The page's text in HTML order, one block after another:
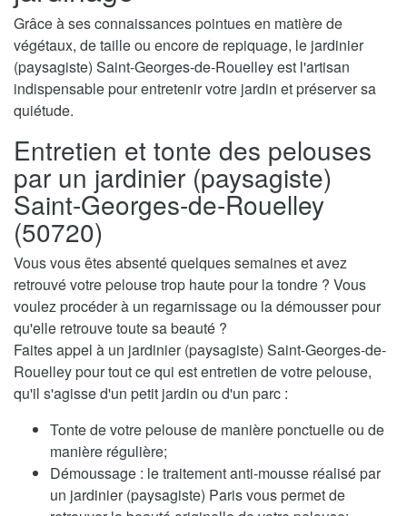
Grâce à ses connaissances pointues en matière de
végétaux, de taille ou encore de repiquage, le jardinier
(paysagiste) Saint-Georges-de-Rouelley est l'artisan
indispensable pour entretenir votre jardin et préserver sa
quiétude.
Entretien et tonte des pelouses
par un jardinier (paysagiste)
Saint-Georges-de-Rouelley
(50720)
Vous vous êtes absenté quelques semaines et avez
retrouvé votre pelouse trop haute pour la tondre ? Vous
voulez procéder à un regarnissage ou la démousser pour
qu'elle retrouve toute sa beauté ?
Faites appel à un jardinier (paysagiste) Saint-Georges-de-
Rouelley pour tout ce qui est entretien de votre pelouse,
qu'il s'agisse d'un petit jardin ou d'un parc :
Tonte de votre pelouse de manière ponctuelle ou de
manière régulière;
Démoussage : le traitement anti-mousse réalisé par
un jardinier (paysagiste) Paris vous permet de